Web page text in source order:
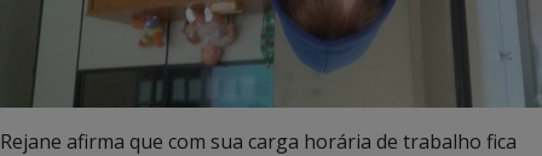
Rejane afirma que com sua carga horária de trabalho fica